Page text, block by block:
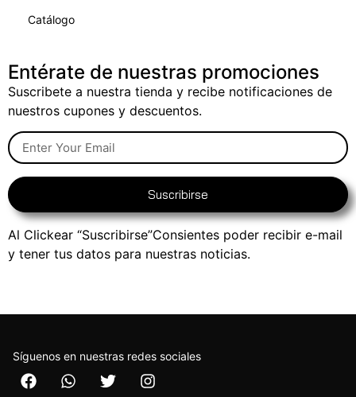
Catálogo
Entérate de nuestras promociones
Suscribete a nuestra tienda y recibe notificaciones de
nuestros cupones y descuentos.
Suscribirse
Al Clickear “Suscribirse”Consientes poder recibir e-mail
y tener tus datos para nuestras noticias.
Síguenos en nuestras redes sociales